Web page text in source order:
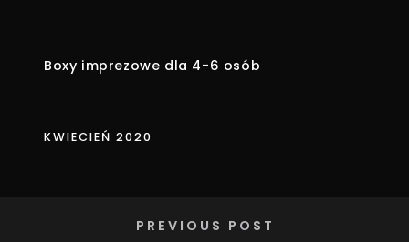
Boxy imprezowe dla 4-6 osób
KWIECIEŃ 2020
PREVIOUS POST